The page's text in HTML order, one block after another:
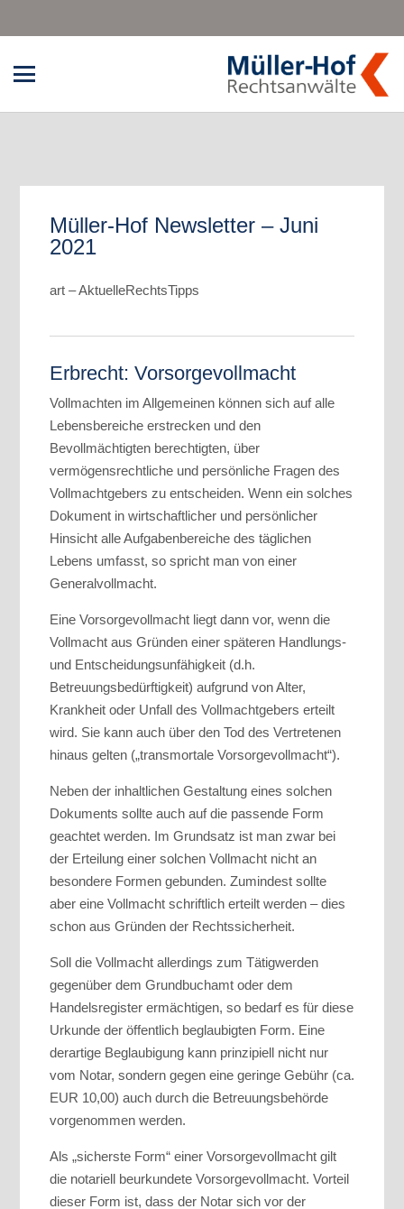
Müller-Hof Newsletter – Juni
2021
art – AktuelleRechtsTipps
Erbrecht: Vorsorgevollmacht
Vollmachten im Allgemeinen können sich auf alle
Lebensbereiche erstrecken und den
Bevollmächtigten berechtigten, über
vermögensrechtliche und persönliche Fragen des
Vollmachtgebers zu entscheiden. Wenn ein solches
Dokument in wirtschaftlicher und persönlicher
Hinsicht alle Aufgabenbereiche des täglichen
Lebens umfasst, so spricht man von einer
Generalvollmacht.
Eine Vorsorgevollmacht liegt dann vor, wenn die
Vollmacht aus Gründen einer späteren Handlungs-
und Entscheidungsunfähigkeit (d.h.
Betreuungsbedürftigkeit) aufgrund von Alter,
Krankheit oder Unfall des Vollmachtgebers erteilt
wird. Sie kann auch über den Tod des Vertretenen
hinaus gelten („transmortale Vorsorgevollmacht“).
Neben der inhaltlichen Gestaltung eines solchen
Dokuments sollte auch auf die passende Form
geachtet werden. Im Grundsatz ist man zwar bei
der Erteilung einer solchen Vollmacht nicht an
besondere Formen gebunden. Zumindest sollte
aber eine Vollmacht schriftlich erteilt werden – dies
schon aus Gründen der Rechtssicherheit.
Soll die Vollmacht allerdings zum Tätigwerden
gegenüber dem Grundbuchamt oder dem
Handelsregister ermächtigen, so bedarf es für diese
Urkunde der öffentlich beglaubigten Form. Eine
derartige Beglaubigung kann prinzipiell nicht nur
vom Notar, sondern gegen eine geringe Gebühr (ca.
EUR 10,00) auch durch die Betreuungsbehörde
vorgenommen werden.
Als „sicherste Form“ einer Vorsorgevollmacht gilt
die notariell beurkundete Vorsorgevollmacht. Vorteil
dieser Form ist, dass der Notar sich vor der